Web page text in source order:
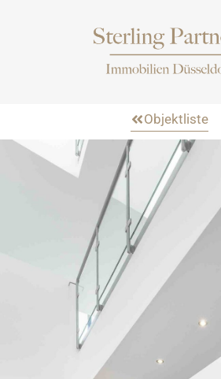
Objektliste